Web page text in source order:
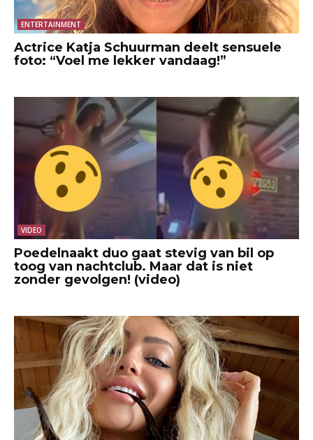
ENTERTAINMENT
Actrice Katja Schuurman deelt sensuele
foto: “Voel me lekker vandaag!”
VIDEO
Poedelnaakt duo gaat stevig van bil op
toog van nachtclub. Maar dat is niet
zonder gevolgen! (video)